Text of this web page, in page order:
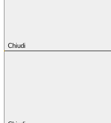
Chiudi